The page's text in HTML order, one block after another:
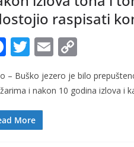
raspisati
F
e
b
o
T
w
itt
er
E
ai
o
p
– Buško jezero je bilo
i nakon 10 godina izlova i
More